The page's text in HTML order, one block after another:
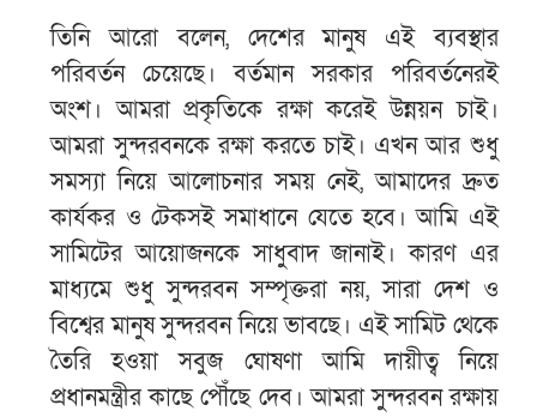
তিনি আরো বলেন, দেশের মানুষ এই ব্যবস্থার
পরিবর্তন চেয়েছে। বর্তমান সরকার পরিবর্তনেরই
অংশ। আমরা প্রকৃতিকে রক্ষা করেই উন্নয়ন চাই।
আমরা সুন্দরবনকে রক্ষা করতে চাই। এখন আর শুধু
সমস্যা নিয়ে আলোচনার সময় নেই, আমাদের দ্রুত
কার্যকর ও টেকসই সমাধানে যেতে হবে। আমি এই
সামিটের আয়োজনকে সাধুবাদ জানাই। কারণ এর
মাধ্যমে শুধু সুন্দরবন সম্পৃক্তরা নয়, সারা দেশ ও
বিশ্বের মানুষ সুন্দরবন নিয়ে ভাবছে। এই সামিট থেকে
তৈরি হওয়া সবুজ ঘোষণা আমি দায়ীত্ব নিয়ে
প্রধানমন্ত্রীর কাছে পৌঁছে দেব। আমরা সুন্দরবন রক্ষায়